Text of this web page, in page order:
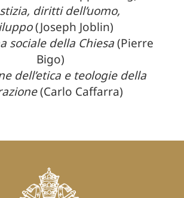
diritti dell’uomo,
(Joseph Joblin)
sociale della Chiesa(Pierre
Bigo)
dell’etica e teologie della
(Carlo Caffarra)